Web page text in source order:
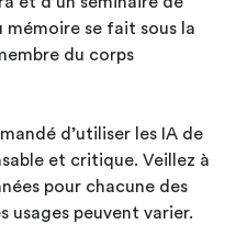
mémoire se fait sous la
du corps
d’utiliser les IA de
et critique. Veillez à
pour chacune des
usages peuvent varier.